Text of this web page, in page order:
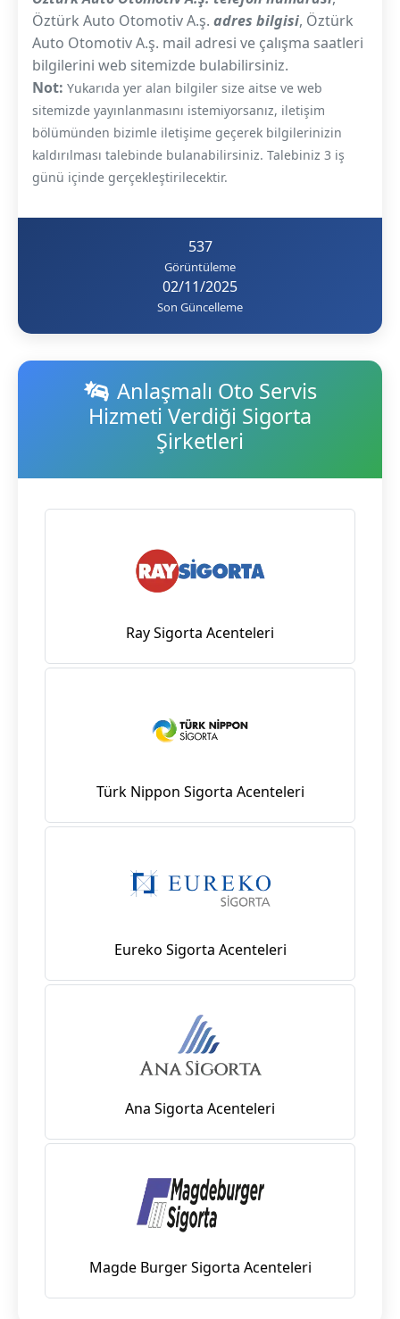
Öztürk Auto Otomotiv A.ş. adres bilgisi, Öztürk
Auto Otomotiv A.ş. mail adresi ve çalışma saatleri
bilgilerini web sitemizde bulabilirsiniz.
Not: Yukarıda yer alan bilgiler size aitse ve web
sitemizde yayınlanmasını istemiyorsanız, iletişim
bölümünden bizimle iletişime geçerek bilgilerinizin
kaldırılması talebinde bulanabilirsiniz. Talebiniz 3 iş
günü içinde gerçekleştirilecektir.
537
Görüntüleme
02/11/2025
Son Güncelleme
Anlaşmalı Oto Servis
Hizmeti Verdiği Sigorta
Şirketleri
Ray Sigorta Acenteleri
Türk Nippon Sigorta Acenteleri
Eureko Sigorta Acenteleri
Ana Sigorta Acenteleri
Magde Burger Sigorta Acenteleri